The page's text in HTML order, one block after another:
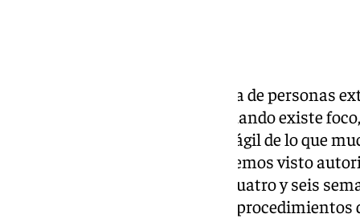
La regularización extraordinaria de personas
primera conclusión positiva: cuando existe
Administración puede ser más ágil de lo que
nuestra experiencia reciente, hemos visto
concedidas en plazos de entre cuatro y seis
tiempos habituales de muchos procedimientos